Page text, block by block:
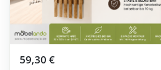
59,30 €